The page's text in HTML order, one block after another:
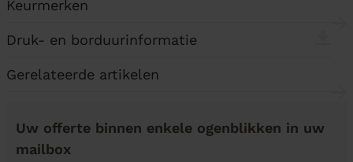
Keurmerken
Druk- en borduurinformatie
Gerelateerde artikelen
Uw offerte binnen enkele ogenblikken in uw
mailbox